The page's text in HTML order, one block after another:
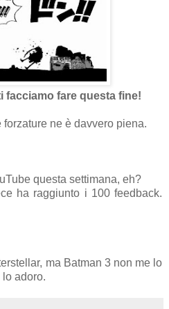
facciamo fare questa fine!
ne è davvero piena.
questa settimana, eh?
ha raggiunto i 100 feedback.
ma Batman 3 non me lo
adoro.